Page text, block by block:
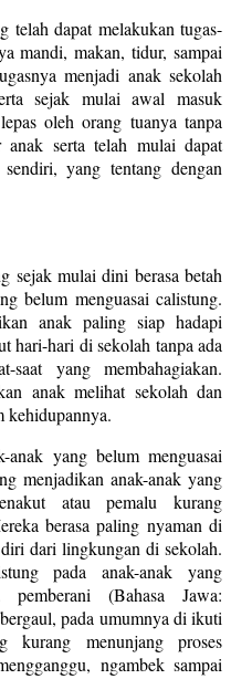
telah dapat melakukan tugas-
mandi, makan, tidur, sampai
menjadi anak sekolah
sejak mulai awal masuk
oleh orang tuanya tanpa
serta telah mulai dapat
yang tentang dengan
sejak mulai dini berasa betah
belum menguasai calistung.
anak paling siap hadapi
hari-hari di sekolah tanpa ada
saat yang membahagiakan.
anak melihat sekolah dan
kehidupannya.
yang belum menguasai
menjadikan anak-anak yang
atau pemalu kurang
berasa paling nyaman di
dari lingkungan di sekolah.
pada anak-anak yang
(Bahasa Jawa:
pada umumnya di ikuti
kurang menunjang proses
ngambek sampai